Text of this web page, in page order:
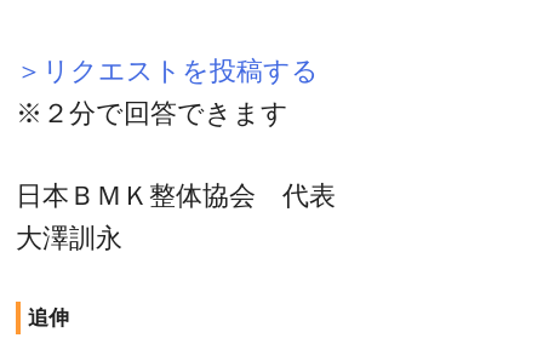
＞リクエストを投稿する
※２分で回答できます
日本ＢＭＫ整体協会 代表
大澤訓永
追伸